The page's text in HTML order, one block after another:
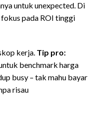
untuk unexpected. Di
pada ROI tinggi
kerja. Tip pro:
benchmark harga
busy – tak mahu bayar
risau